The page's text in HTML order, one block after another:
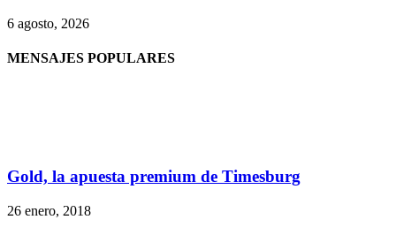
6 agosto, 2026
MENSAJES POPULARES
Gold, la apuesta premium de Timesburg
26 enero, 2018